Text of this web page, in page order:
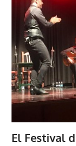
(Sevilla)
El Festival